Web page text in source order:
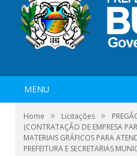
MENU
Home » Licitações »
(CONTRATAÇÃO DE EMPRESA
MATERIAIS GRÁFICOS PARA
PREFEITURA E SECRETARIAS